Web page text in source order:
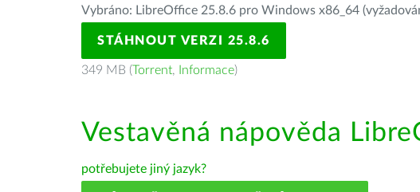
Vybráno: LibreOffice 25.8.6 pro Windows x86_64
STÁHNOUT VERZI 25.8.6
349 MB (Torrent, Informace)
Vestavěná nápověda
potřebujete jiný jazyk?